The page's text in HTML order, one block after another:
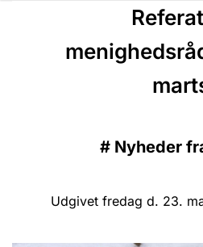
# Nyheder
Udgivet fredag d. 23.